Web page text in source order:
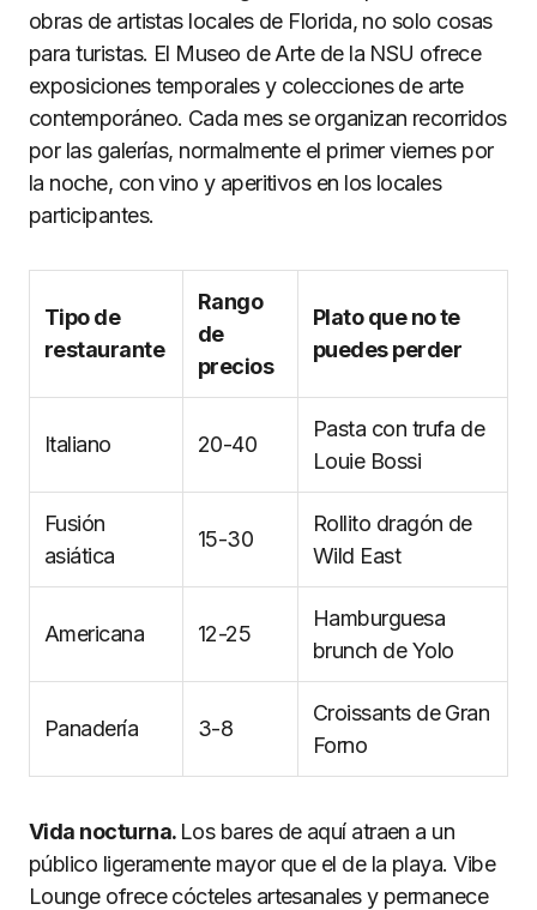
obras de artistas locales de Florida, no solo cosas
para turistas. El Museo de Arte de la NSU ofrece
exposiciones temporales y colecciones de arte
contemporáneo. Cada mes se organizan recorridos
por las galerías, normalmente el primer viernes por
la noche, con vino y aperitivos en los locales
participantes.
Tipo de
restaurante
Rango
de
precios
Plato que no te
puedes perder
Italiano 20-40
Pasta con trufa de
Louie Bossi
Fusión
asiática
15-30
Rollito dragón de
Wild East
Americana 12-25
Hamburguesa
brunch de Yolo
Panadería 3-8
Croissants de Gran
Forno
Vida nocturna. Los bares de aquí atraen a un
público ligeramente mayor que el de la playa. Vibe
Lounge ofrece cócteles artesanales y permanece